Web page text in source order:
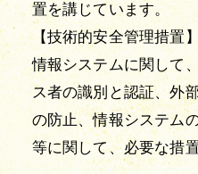
置を講じています。
【技術的安全管理措置】
情報システムに関して
ス者の識別と認証、外
の防止、情報システム
等に関して、必要な措